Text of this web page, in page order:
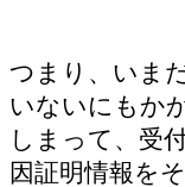
つまり、いま
いないにもか
しまって、受
因証明情報を